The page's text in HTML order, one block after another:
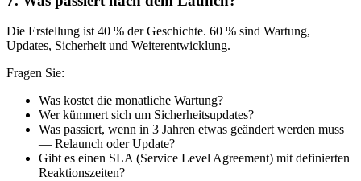
Die Erstellung ist 40 % der Geschichte. 60 % sind Wartung,
Updates, Sicherheit und Weiterentwicklung.
Fragen Sie:
Was kostet die monatliche Wartung?
Wer kümmert sich um Sicherheitsupdates?
Was passiert, wenn in 3 Jahren etwas geändert werden muss
— Relaunch oder Update?
Gibt es einen SLA (Service Level Agreement) mit definierten
Reaktionszeiten?